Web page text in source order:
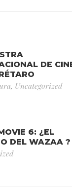
DE
, Uncategorized
6: ¿EL
DEL WAZAA ?